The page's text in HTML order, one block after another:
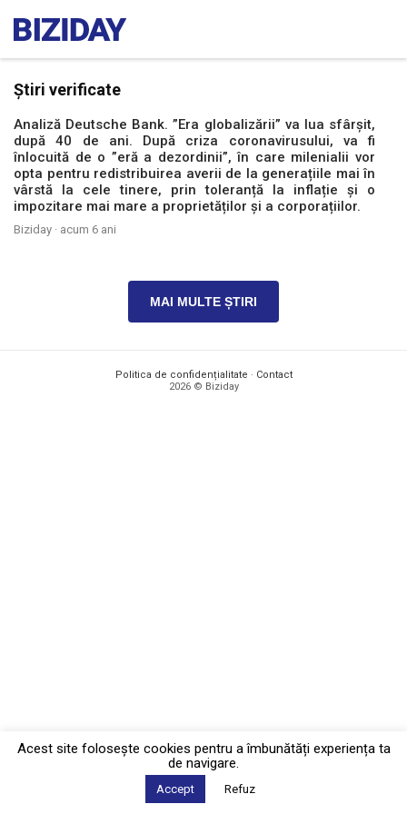
Știri verificate
Analiză Deutsche Bank. ”Era globalizării” va lua sfârșit,
după 40 de ani. După criza coronavirusului, va fi
înlocuită de o ”eră a dezordinii”, în care milenialii vor
opta pentru redistribuirea averii de la generațiile mai în
vârstă la cele tinere, prin toleranță la inflație și o
impozitare mai mare a proprietăților și a corporațiilor.
Biziday · acum 6 ani
MAI MULTE ȘTIRI
Politica de confidențialitate · Contact
2026 © Biziday
Acest site foloseşte cookies pentru a îmbunătăți experiența ta
de navigare.
Accept Refuz